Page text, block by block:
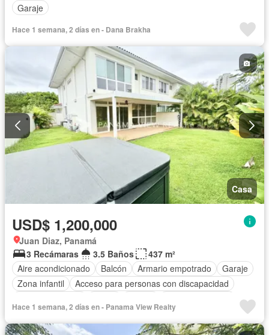
Garaje
Hace 1 semana, 2 días en - Dana Brakha
Casa
USD$ 1,200,000
Juan Diaz, Panamá
3 Recámaras
3.5 Baños
437 m²
Aire acondicionado
Balcón Armario empotrado
Garaje
Zona infantil
Acceso para personas con discapacidad
Seguridad
Cuarto de servicio Patio
Hace 1 semana, 2 días en - Panama View Realty